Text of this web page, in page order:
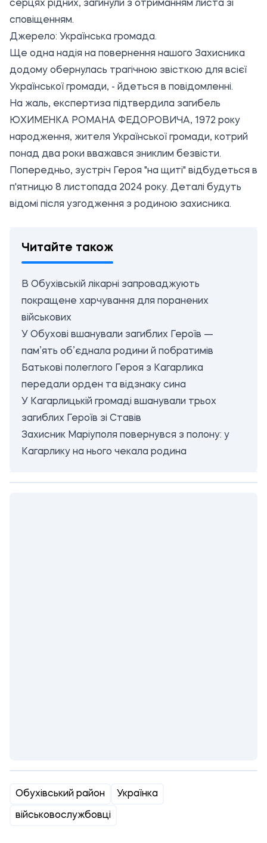
серцях рідних, загинули з отриманням листа зі
сповіщенням.
Джерело: Українська громада.
Ще одна надія на повернення нашого Захисника
додому обернулась трагічною звісткою для всієї
Української громади, - йдеться в повідомленні.
На жаль, експертиза підтвердила загибель
ЮХИМЕНКА РОМАНА ФЕДОРОВИЧА, 1972 року
народження, жителя Української громади, котрий
понад два роки вважався зниклим безвісти.
Попередньо, зустріч Героя "на щиті" відбудеться в
п'ятницю 8 листопада 2024 року. Деталі будуть
відомі після узгодження з родиною захисника.
Читайте також
В Обухівській лікарні запроваджують
покращене харчування для поранених
військових
У Обухові вшанували загиблих Героїв —
пам’ять об’єднала родини й побратимів
Батькові полеглого Героя з Кагарлика
передали орден та відзнаку сина
У Кагарлицькій громаді вшанували трьох
загиблих Героїв зі Ставів
Захисник Маріуполя повернувся з полону: у
Кагарлику на нього чекала родина
Обухівський район Українка
військовослужбовці